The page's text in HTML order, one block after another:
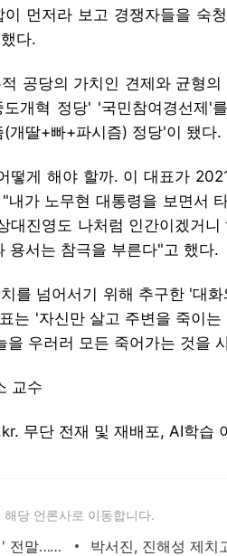
먼저라 보고 경쟁자들을 숙
다.
공당의 가치인 견제와 균형
개혁 정당' '국민참여경선제'
개딸+빠+파시즘) 정당'이 됐다.
떻게 해야 할까. 이 대표가
가 노무현 대통령을 보면서
대진영도 나처럼 인간이겠거
용서는 참극을 부른다"고 했다.
를 넘어서기 위해 추구한 '대
는 '자신만 살고 주변을 죽이
우러러 모든 죽어가는 것을
교수
무단 전재 및 재배포, AI학습
해당 언론사로 이동합니다.
신정환, 15년 전 '뎅기열 환자 연기' 전말…"생애 최악의 순간" - 머니투데이